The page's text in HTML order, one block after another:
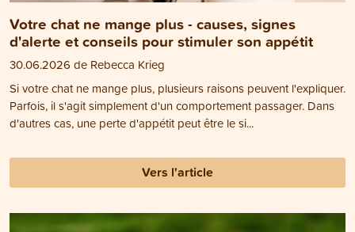
Votre chat ne mange plus - causes, signes
d'alerte et conseils pour stimuler son appétit
30.06.2026 de Rebecca Krieg
Si votre chat ne mange plus, plusieurs raisons peuvent l'expliquer.
Parfois, il s'agit simplement d'un comportement passager. Dans
d'autres cas, une perte d'appétit peut être le si...
Vers l'article